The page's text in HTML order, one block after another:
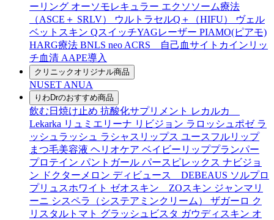
ーリング オーソモレキュラー エクソソーム療法
（ASCE＋ SRLV）
ウルトラセルQ＋（HIFU）
ヴェル
ベットスキン QスイッチYAGレーザー PIAMO(ピアモ)
HARG療法 BNLS neo ACRS 自己血サイトカインリッ
チ血清 AAPE導入
クリニックオリジナル商品
NUSET ANUA
りわDrのおすすめ商品
飲む日焼け止め 抗酸化サプリメント レカルカ
Lekarka リュミエリーナ リビジョン ラロッシュポゼ ラ
ッシュラッシュ ラシャスリップス ユースフルリップ
まつ毛美容液 ヘリオケア ベイビーリッププランパー
プロテイン パントガール パースピレックス ナビジョ
ン ドクターメロン ディビュース DEBEAUS ソルプロ
プリュスホワイト ゼオスキン ZOスキン ジャンマリ
ーニ シスペラ（システアミンクリーム） ザガーロ ク
リスタルトマト グラッシュビスタ ガウディスキン オ